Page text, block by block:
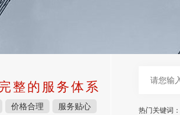
整的服务体系
价格合理 服务贴心 热门关键词：